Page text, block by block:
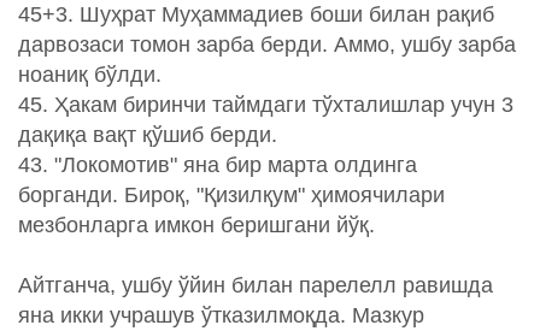
45+3. Шуҳрат Муҳаммадиев боши билан рақиб
дарвозаси томон зарба берди. Аммо, ушбу зарба
ноаниқ бўлди.
45. Ҳакам биринчи таймдаги тўхталишлар учун 3
дақиқа вақт қўшиб берди.
43. "Локомотив" яна бир марта олдинга
борганди. Бироқ, "Қизилқум" ҳимоячилари
мезбонларга имкон беришгани йўқ.
Айтганча, ушбу ўйин билан парелелл равишда
яна икки учрашув ўтказилмоқда. Мазкур